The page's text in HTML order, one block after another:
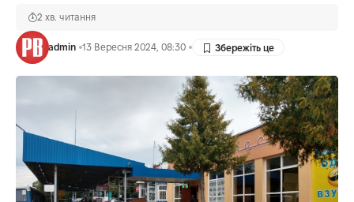
admin 13 Вересня 2024, 08:30
2 хв. читання